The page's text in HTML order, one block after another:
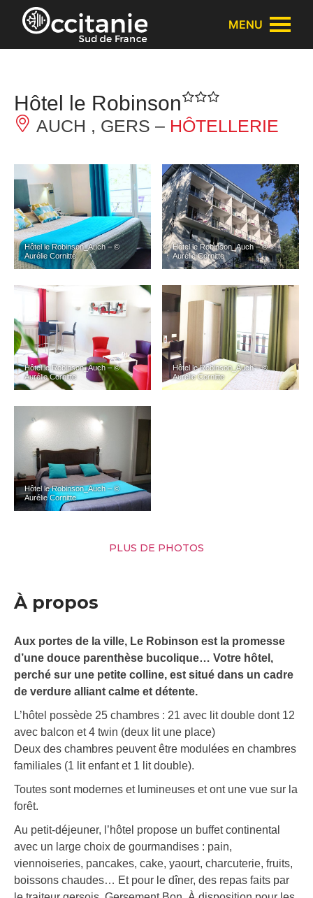
Panneau de gestion des cookies
MENU
Hôtel le Robinson
AUCH , GERS – HÔTELLERIE
Hôtel le Robinson_Auch – ©
Aurélie Cornitte
Hôtel le Robinson_Auch – ©
Aurélie Cornitte
Hôtel le Robinson_Auch – ©
Aurélie Cornitte
Hôtel le Robinson_Auch – ©
Aurélie Cornitte
Hôtel le Robinson_Auch – ©
Aurélie Cornitte
PLUS DE PHOTOS
À propos
Aux portes de la ville, Le Robinson est la promesse
d’une douce parenthèse bucolique… Votre hôtel,
perché sur une petite colline, est situé dans un cadre
de verdure alliant calme et détente.
L’hôtel possède 25 chambres : 21 avec lit double dont 12
avec balcon et 4 twin (deux lit une place)
Deux des chambres peuvent être modulées en chambres
familiales (1 lit enfant et 1 lit double).
Toutes sont modernes et lumineuses et ont une vue sur la
forêt.
Au petit-déjeuner, l’hôtel propose un buffet continental
avec un large choix de gourmandises : pain,
viennoiseries, pancakes, cake, yaourt, charcuterie, fruits,
boissons chaudes… Et pour le dîner, des repas faits par